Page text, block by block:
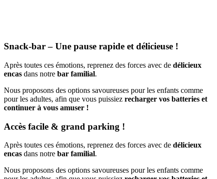
Snack-bar – Une pause rapide et délicieuse !
Après toutes ces émotions, reprenez des forces avec de délicieux
encas dans notre bar familial.
Nous proposons des options savoureuses pour les enfants comme
pour les adultes, afin que vous puissiez recharger vos batteries et
continuer à vous amuser !
Accès facile & grand parking !
Après toutes ces émotions, reprenez des forces avec de délicieux
encas dans notre bar familial.
Nous proposons des options savoureuses pour les enfants comme